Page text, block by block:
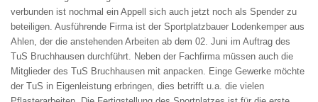
verbunden ist nochmal ein Appell sich auch jetzt noch als Spender zu
beteiligen. Ausführende Firma ist der Sportplatzbauer Lodenkemper aus
Ahlen, der die anstehenden Arbeiten ab dem 02. Juni im Auftrag des
TuS Bruchhausen durchführt. Neben der Fachfirma müssen auch die
Mitglieder des TuS Bruchhausen mit anpacken. Einge Gewerke möchte
der TuS in Eigenleistung erbringen, dies betrifft u.a. die vielen